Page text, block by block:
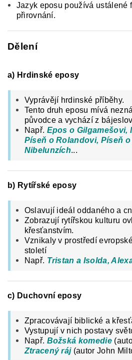
Jazyk eposu používá ustálené
přirovnání.
Dělení
a) Hrdinské eposy
Vyprávějí hrdinské příběhy.
Tento druh eposu mívá
původce a vychází z
Např. Epos o Gilgamešovi,
Píseň o Rolandovi, Píseň
Nibelunzích...
b) Rytířské eposy
Oslavují ideál oddaného a
Zobrazují rytířskou kulturu
křesťanstvím.
Vznikaly v prostředí
století
Např. Tristan a Isolda,
c) Duchovní eposy
Zpracovávají biblické a
Vystupují v nich postavy
Např. Božská komedie
Ztracený ráj(autor John